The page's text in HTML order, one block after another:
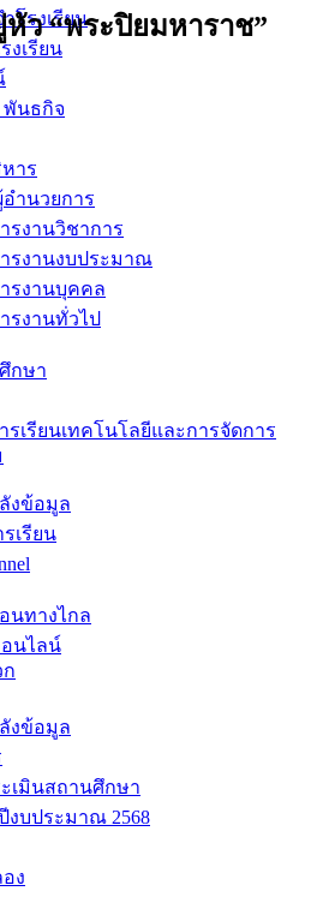
โรงเรียน
งเรียน
นธกิจ
าร
ำนวยการ
รงานวิชาการ
รงานงบประมาณ
รงานบุคคล
รงานทั่วไป
กษา
เรียนเทคโนโลยีและการจัดการ
งข้อมูล
เรียน
นทางไกล
อนไลน์
งข้อมูล
เมินสถานศึกษา
งบประมาณ 2568
ง
หัว “พระปิยมหาราช”